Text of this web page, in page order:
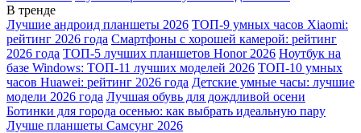
В тренде
Лучшие андроид планшеты 2026 ТОП-9 умных часов Xiaomi:
рейтинг 2026 года Смартфоны с хорошей камерой: рейтинг
2026 года ТОП-5 лучших планшетов Honor 2026 Ноутбук на
базе Windows: ТОП-11 лучших моделей 2026 ТОП-10 умных
часов Huawei: рейтинг 2026 года Детские умные часы: лучшие
модели 2026 года Лучшая обувь для дождливой осени
Ботинки для города осенью: как выбрать идеальную пару
Лучше планшеты Самсунг 2026